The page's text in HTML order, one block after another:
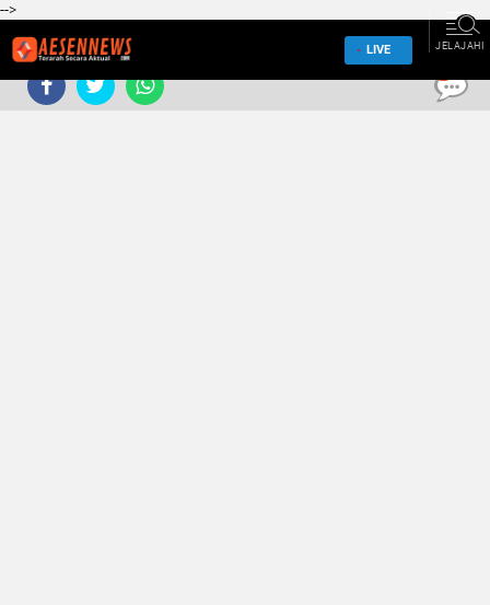
-->
LIVE JELAJAHI